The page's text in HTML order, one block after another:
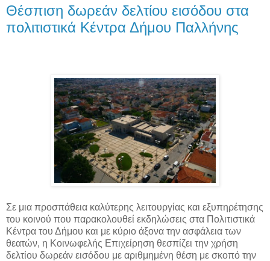
Θέσπιση δωρεάν δελτίου εισόδου στα
πολιτιστικά Κέντρα Δήμου Παλλήνης
Σε μια προσπάθεια καλύτερης λειτουργίας και εξυπηρέτησης
του κοινού που παρακολουθεί εκδηλώσεις στα Πολιτιστικά
Κέντρα του Δήμου και με κύριο άξονα την ασφάλεια των
θεατών, η Κοινωφελής Επιχείρηση θεσπίζει την χρήση
δελτίου δωρεάν εισόδου με αριθμημένη θέση με σκοπό την